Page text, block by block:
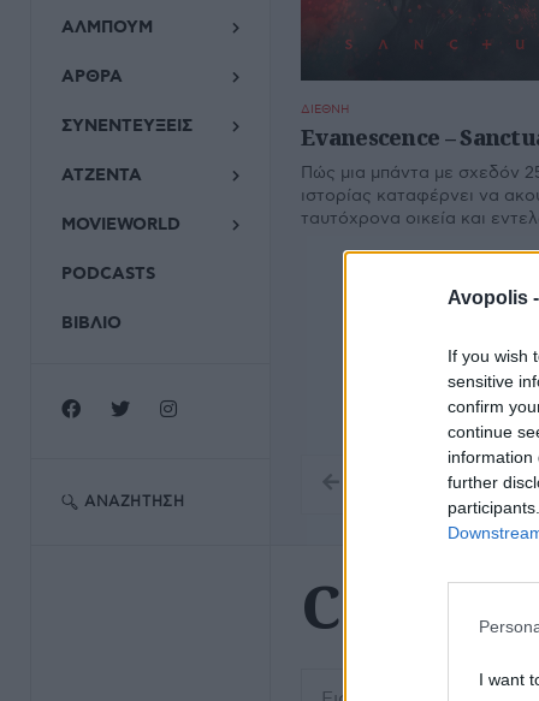
Avopolis -
If you wish
sensitive
confirm
continue
information
further
I want
ΑΛΜΠΟΥΜ
ΑΡΘΡΑ
ΣΥΝΕΝΤΕΥΞΕΙΣ
ΑΤΖΕΝΤΑ
MOVIEWORLD
PODCASTS
ΒΙΒΛΙΟ
ΑΝΑΖΉΤΗΣΗ
ΔΙΕΘΝΗ
Evanescence –
Πώς μια μπάντα με σχεδόν
ιστορίας καταφέρνει να
ταυτόχρονα οικεία και
Εισάγετε μέρος του